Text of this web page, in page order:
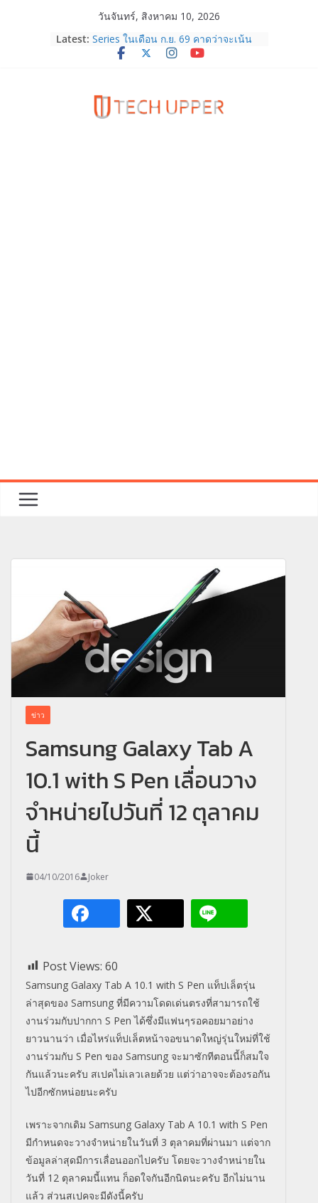
วันจันทร์, สิงหาคม 10, 2026
Latest: Series ในเดือน ก.ย. 69 คาดว่าจะเน้น
ไปที่รุ่นระดับบน โดยอาจจะมาพร้อม
True 5G ลดสูงสุด 19,400 บาท พร้อม
สิทธิพิเศษครบครันทั้งความบันเทิง และ
ข่าว
Samsung Galaxy Tab A
10.1 with S Pen เลื่อนวาง
จำหน่ายไปวันที่ 12 ตุลาคม
นี้
04/10/2016 Joker
Post Views: 60
Samsung Galaxy Tab A 10.1 with S Pen แท็ปเล็ตรุ่น
ล่าสุดของ Samsung ที่มีความโดดเด่นตรงที่สามารถใช้
งานร่วมกับปากกา S Pen ได้ซึ่งมีแฟนๆรอคอยมาอย่าง
ยาวนานว่า เมื่อไหร่แท็ปเล็ตหน้าจอขนาดใหญ่รุ่นใหม่ที่ใช้
งานร่วมกับ S Pen ของ Samsung จะมาซักทีตอนนี้ก็สมใจ
กันแล้วนะครับ สเปคไม่เลวเลยด้วย แต่ว่าอาจจะต้องรอกัน
ไปอีกซักหน่อยนะครับ
เพราะจากเดิม Samsung Galaxy Tab A 10.1 with S Pen
มีกำหนดจะวางจำหน่ายในวันที่ 3 ตุลาคมที่ผ่านมา แต่จาก
ข้อมูลล่าสุดมีการเลื่อนออกไปครับ โดยจะวางจำหน่ายใน
วันที่ 12 ตุลาคมนี้แทน ก็อดใจกันอีกนิดนะครับ อีกไม่นาน
แล้ว ส่วนสเปคจะมีดังนี้ครับ